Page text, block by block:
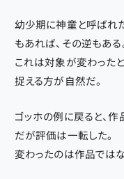
幼少期に神童と呼ばれ
もあれば、その逆もある
これは対象が変わった
捉える方が自然だ。
ゴッホの例に戻ると、作
だが評価は一転した。
変わったのは作品ではな